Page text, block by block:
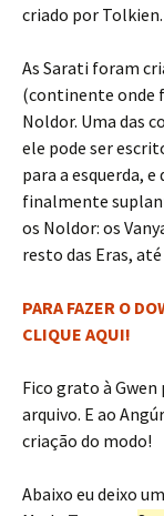
criado por Tolkien.
As Sarati foram
(continente onde
Noldor. Uma das
ele pode ser
para a esquerda,
finalmente
os Noldor: os
resto das Eras,
PARA FAZER O
CLIQUE AQUI!
Fico grato à
arquivo. E ao
criação do modo!
Abaixo eu deixo